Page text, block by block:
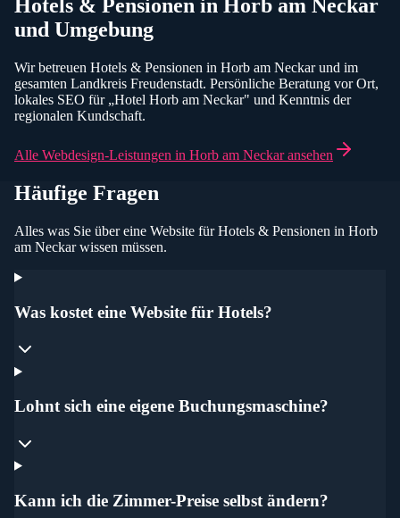
Hotels & Pensionen in Horb am Neckar
und Umgebung
Wir betreuen Hotels & Pensionen in Horb am Neckarund im
gesamten Landkreis Freudenstadt. Persönliche Beratung vor Ort,
lokales SEO für „Hotel Horb am Neckar" und Kenntnis der
regionalen Kundschaft.
Alle Webdesign-Leistungen in Horb am Neckaransehen
Häufige Fragen
Alles was Sie über eine Website fürHotels & Pensionen in Horb
am Neckarwissen müssen.
Was kostet eine Website für Hotels?
Lohnt sich eine eigene Buchungsmaschine?
Kann ich die Zimmer-Preise selbst ändern?